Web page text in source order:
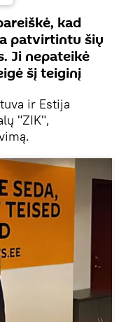
kad
patvirtintu šių
Ji nepateikė
šį teiginį
ir Estija
"ZIK",